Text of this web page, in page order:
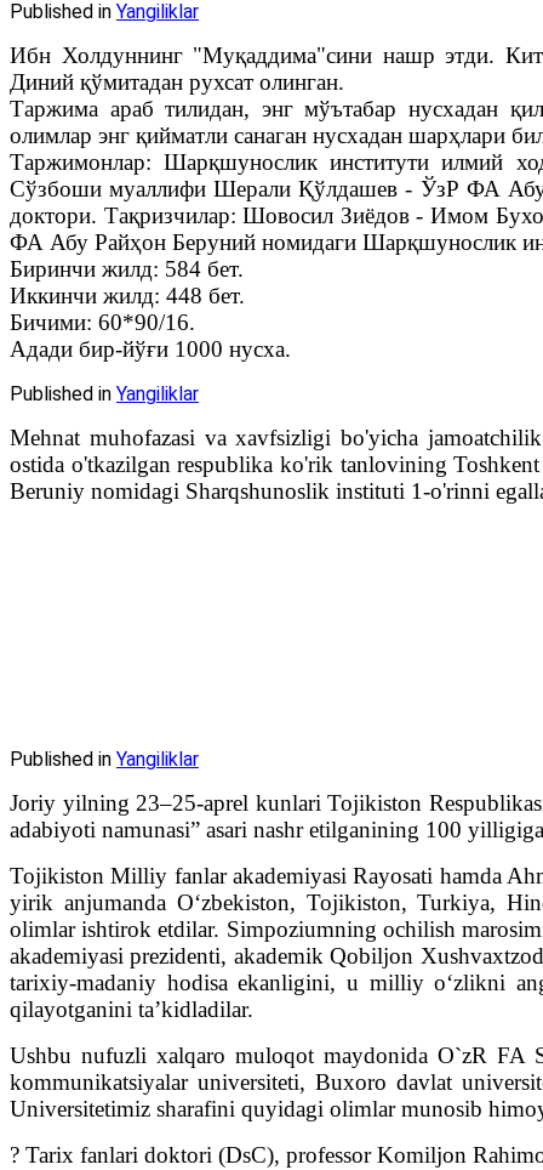
Published in Yangiliklar
Ибн Холдуннинг "Муқаддима"сини нашр этди.
Диний қўмитадан рухсат олинган.
Таржима араб тилидан, энг мўътабар нусхадан
олимлар энг қийматли санаган нусхадан шарҳлари
Таржимонлар: Шарқшунослик институти илмий
Сўзбоши муаллифи Шерали Қўлдашев - ЎзР ФА Абу
доктори. Тақризчилар: Шовосил Зиёдов - Имом
ФА Абу Райҳон Беруний номидаги Шарқшунослик
Биринчи жилд: 584 бет.
Иккинчи жилд: 448 бет.
Бичими: 60*90/16.
Адади бир-йўғи 1000 нусха.
Published in Yangiliklar
Mehnat muhofazasi va xavfsizligi bo'yicha
ostida o'tkazilgan respublika ko'rik tanlovining
Beruniy nomidagi Sharqshunoslik instituti 1-o'rinni
Published in Yangiliklar
Joriy yilning 23–25-aprel kunlari Tojikiston
adabiyoti namunasi” asari nashr etilganining 100
Tojikiston Milliy fanlar akademiyasi Rayosati hamda
yirik anjumanda O‘zbekiston, Tojikiston, Turkiya,
olimlar ishtirok etdilar. Simpoziumning ochilish
akademiyasi prezidenti, akademik Qobiljon
tarixiy-madaniy hodisa ekanligini, u milliy o‘zlikni
qilayotganini ta’kidladilar.
Ushbu nufuzli xalqaro muloqot maydonida O`zR FA
kommunikatsiyalar universiteti, Buxoro davlat
Universitetimiz sharafini quyidagi olimlar munosib
? Tarix fanlari doktori (DsC), professor Komiljon